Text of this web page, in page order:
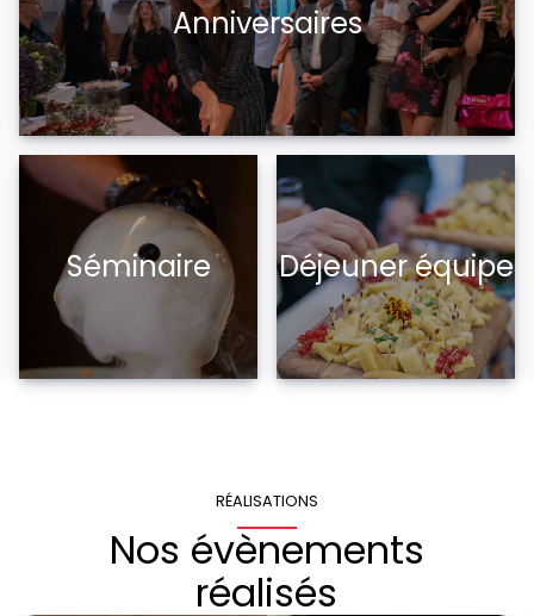
Anniversaires
Séminaire Déjeuner équipe
RÉALISATIONS
Nos évènements
réalisés